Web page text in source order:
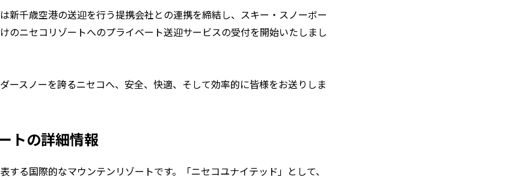
新千歳空港の送迎を行う提携会社との連携を締結し、スキー・スノーボー
のニセコリゾートへのプライベート送迎サービスの受付を開始いたしまし
ースノーを誇るニセコへ、安全、快適、そして効率的に皆様をお送りしま
トの詳細情報
する国際的なマウンテンリゾートです。「ニセコユナイテッド」として、